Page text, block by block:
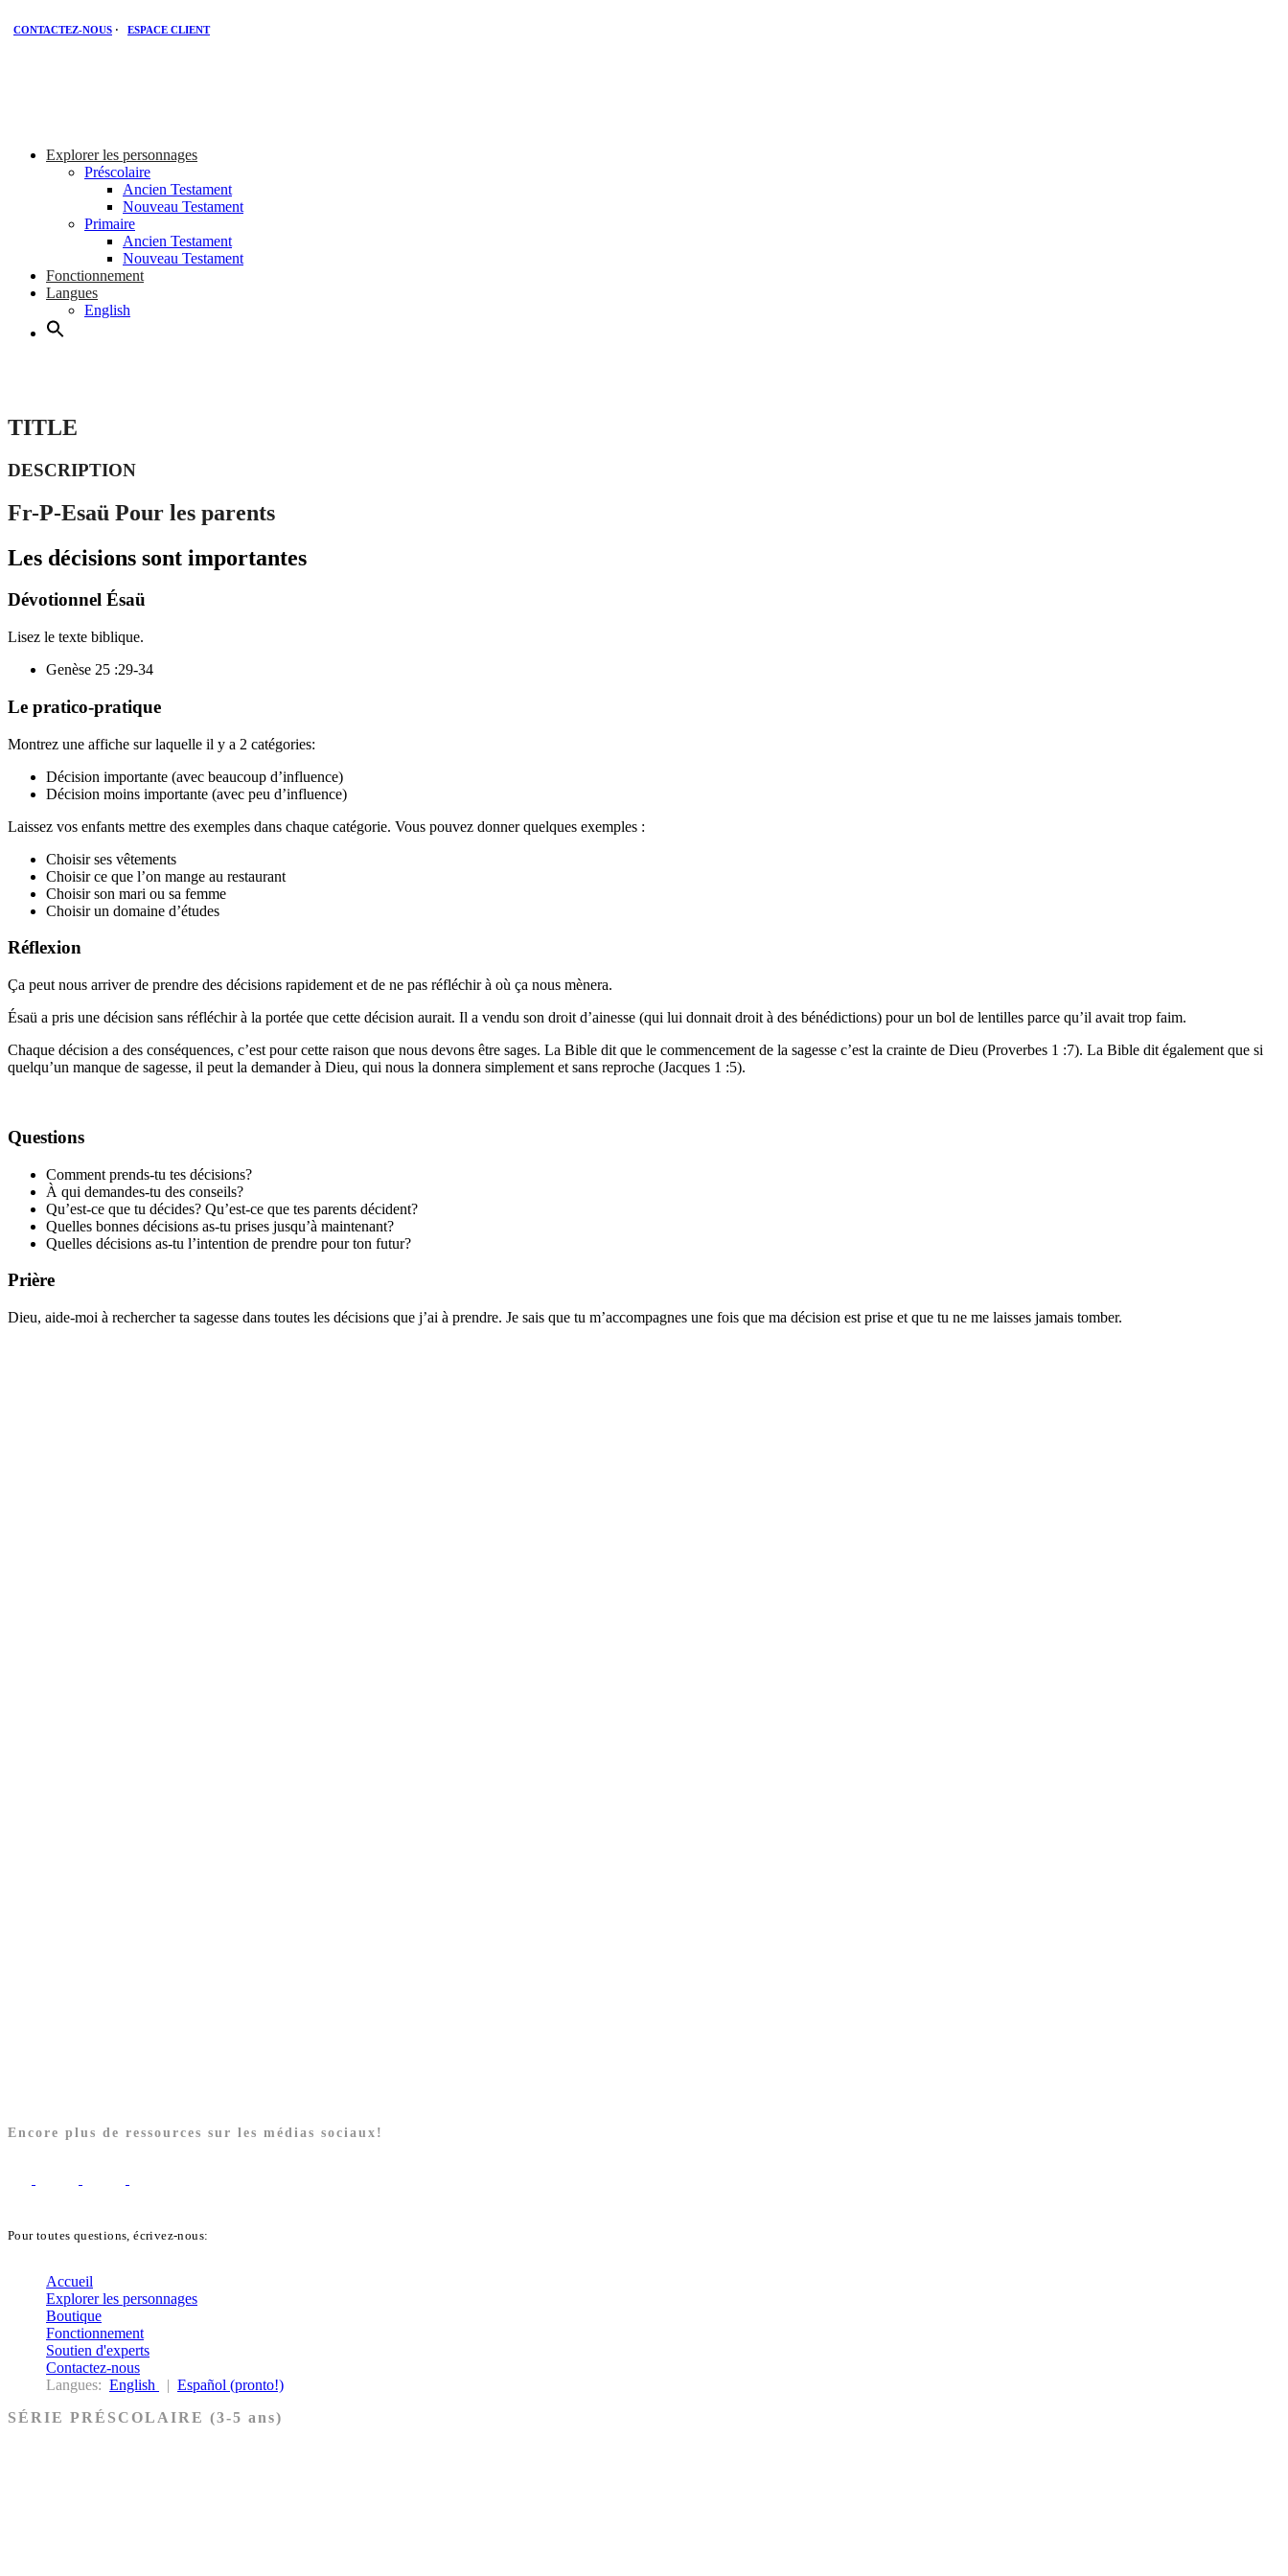
CONTACTEZ-NOUS · ESPACE CLIENT
Explorer les personnages
Préscolaire
Ancien Testament
Nouveau Testament
Primaire
Ancien Testament
Nouveau Testament
Fonctionnement
Langues
English
TITLE
DESCRIPTION
Fr-P-Esaü Pour les parents
Les décisions sont importantes
Dévotionnel Ésaü
Lisez le texte biblique.
Genèse 25 :29-34
Le pratico-pratique
Montrez une affiche sur laquelle il y a 2 catégories:
Décision importante (avec beaucoup d’influence)
Décision moins importante (avec peu d’influence)
Laissez vos enfants mettre des exemples dans chaque catégorie. Vous pouvez donner quelques exemples :
Choisir ses vêtements
Choisir ce que l’on mange au restaurant
Choisir son mari ou sa femme
Choisir un domaine d’études
Réflexion
Ça peut nous arriver de prendre des décisions rapidement et de ne pas réfléchir à où ça nous mènera.
Ésaü a pris une décision sans réfléchir à la portée que cette décision aurait. Il a vendu son droit d’ainesse (qui lui donnait droit à des bénédictions) pour un bol de lentilles parce qu’il avait trop faim.
Chaque décision a des conséquences, c’est pour cette raison que nous devons être sages. La Bible dit que le commencement de la sagesse c’est la crainte de Dieu (Proverbes 1 :7). La Bible dit également que si
quelqu’un manque de sagesse, il peut la demander à Dieu, qui nous la donnera simplement et sans reproche (Jacques 1 :5).
Questions
Comment prends-tu tes décisions?
À qui demandes-tu des conseils?
Qu’est-ce que tu décides? Qu’est-ce que tes parents décident?
Quelles bonnes décisions as-tu prises jusqu’à maintenant?
Quelles décisions as-tu l’intention de prendre pour ton futur?
Prière
Dieu, aide-moi à rechercher ta sagesse dans toutes les décisions que j’ai à prendre. Je sais que tu m’accompagnes une fois que ma décision est prise et que tu ne me laisses jamais tomber.
Encore plus de ressources sur les médias sociaux!
Pour toutes questions, écrivez-nous:
Accueil
Explorer les personnages
Boutique
Fonctionnement
Soutien d'experts
Contactez-nous
Langues: English | Español (pronto!)
SÉRIE PRÉSCOLAIRE (3-5 ans)